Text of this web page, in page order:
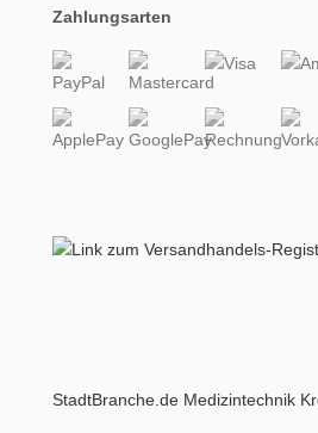
Zahlungsarten
StadtBranche.de Medizintechnik